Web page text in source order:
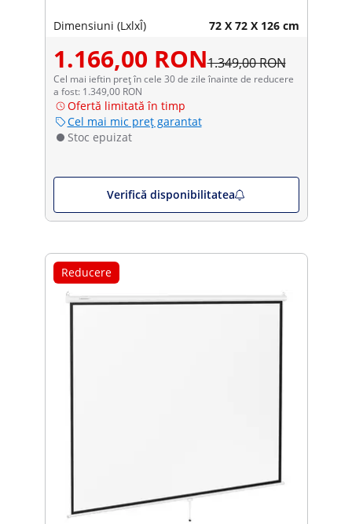
Dimensiuni (LxlxÎ) 72 X 72 X 126 cm
1.166,00 RON1.349,00 RON
Cel mai ieftin preț în cele 30 de zile înainte de reducere
a fost: 1.349,00 RON
Ofertă limitată în timp
Cel mai mic preț garantat
Stoc epuizat
Verifică disponibilitatea
Reducere